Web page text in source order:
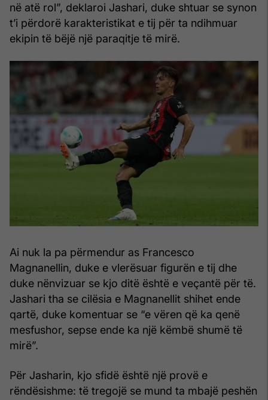
në atë rol”, deklaroi Jashari, duke shtuar se synon
t’i përdorë karakteristikat e tij për ta ndihmuar
ekipin të bëjë një paraqitje të mirë.
Ai nuk la pa përmendur as Francesco
Magnanellin, duke e vlerësuar figurën e tij dhe
duke nënvizuar se kjo ditë është e veçantë për të.
Jashari tha se cilësia e Magnanellit shihet ende
qartë, duke komentuar se “e vëren që ka qenë
mesfushor, sepse ende ka një këmbë shumë të
mirë”.
Për Jasharin, kjo sfidë është një provë e
rëndësishme: të tregojë se mund ta mbajë peshën